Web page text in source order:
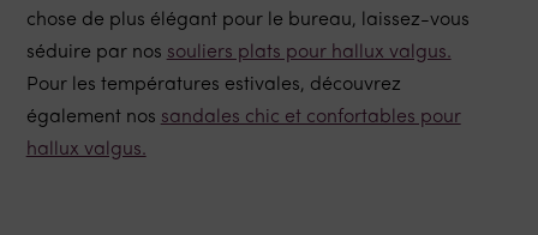
chose de plus élégant pour le bureau, laissez-vous
séduire par nos souliers plats pour hallux valgus.
Pour les températures estivales, découvrez
également nos sandales chic et confortables pour
hallux valgus.